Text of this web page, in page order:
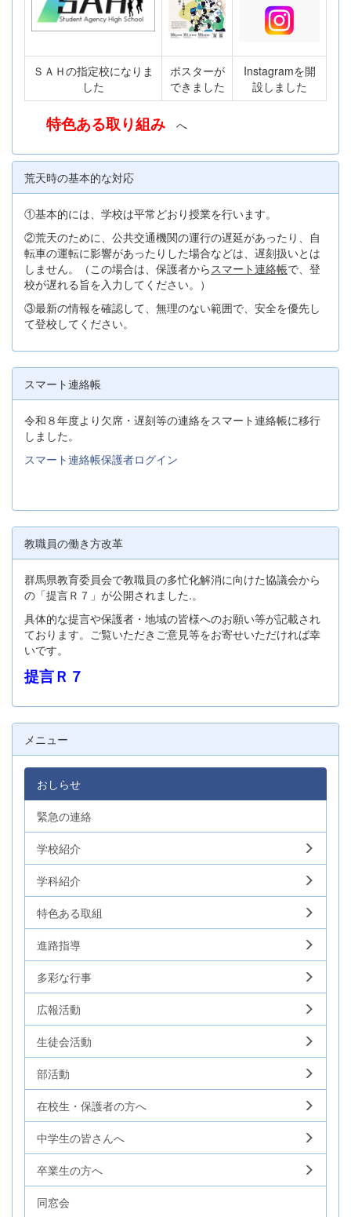
ＳＡＨの指定校になりま
した
ポスターが
できました
Instagramを開
設しました
特色ある取り組み へ
荒天時の基本的な対応
①基本的には、学校は平常どおり授業を行います。
②荒天のために、公共交通機関の運行の遅延があったり、自
転車の運転に影響があったりした場合などは、遅刻扱いとは
しません。（この場合は、保護者から スマート連絡帳で、登
校が遅れる旨を入力してください。）
③最新の情報を確認して、無理のない範囲で、安全を優先し
て登校してください。
スマート連絡帳
令和８年度より欠席・遅刻等の連絡をスマート連絡帳に移行
しました。
スマート連絡帳保護者ログイン
教職員の働き方改革
群馬県教育委員会で教職員の多忙化解消に向けた協議会から
の「提言Ｒ７」が公開されました.。
具体的な提言や保護者・地域の皆様へのお願い等が記載され
ております。ご覧いただきご意見等をお寄せいただければ幸
いです。
提言Ｒ７
メニュー
おしらせ
緊急の連絡
学校紹介
学科紹介
特色ある取組
進路指導
多彩な行事
広報活動
生徒会活動
部活動
在校生・保護者の方へ
中学生の皆さんへ
卒業生の方へ
同窓会